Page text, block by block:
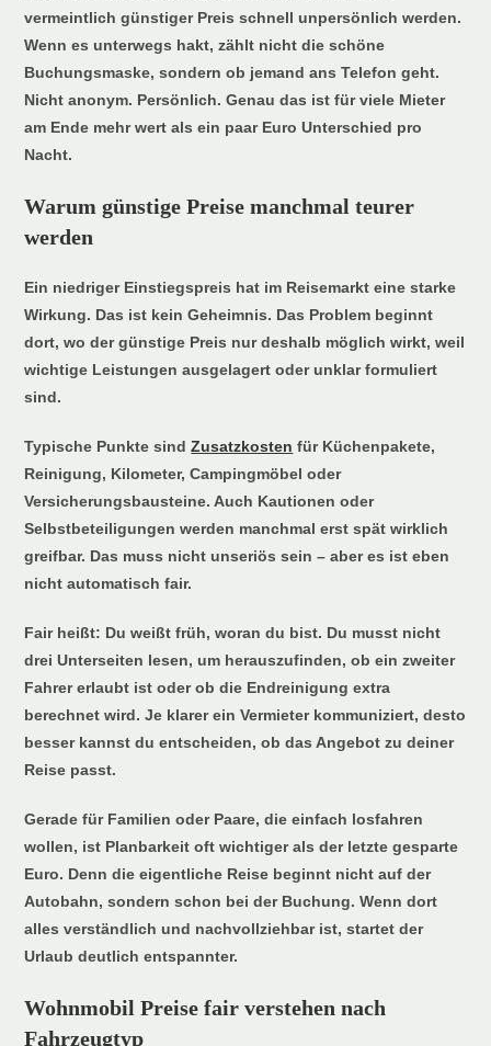
vermeintlich günstiger Preis schnell unpersönlich werden.
Wenn es unterwegs hakt, zählt nicht die schöne
Buchungsmaske, sondern ob jemand ans Telefon geht.
Nicht anonym. Persönlich. Genau das ist für viele Mieter
am Ende mehr wert als ein paar Euro Unterschied pro
Nacht.
Warum günstige Preise manchmal teurer
werden
Ein niedriger Einstiegspreis hat im Reisemarkt eine starke
Wirkung. Das ist kein Geheimnis. Das Problem beginnt
dort, wo der günstige Preis nur deshalb möglich wirkt, weil
wichtige Leistungen ausgelagert oder unklar formuliert
sind.
Typische Punkte sindZusatzkosten für Küchenpakete,
Reinigung, Kilometer, Campingmöbel oder
Versicherungsbausteine. Auch Kautionen oder
Selbstbeteiligungen werden manchmal erst spät wirklich
greifbar. Das muss nicht unseriös sein – aber es ist eben
nicht automatisch fair.
Fair heißt: Du weißt früh, woran du bist. Du musst nicht
drei Unterseiten lesen, um herauszufinden, ob ein zweiter
Fahrer erlaubt ist oder ob die Endreinigung extra
berechnet wird. Je klarer ein Vermieter kommuniziert, desto
besser kannst du entscheiden, ob das Angebot zu deiner
Reise passt.
Gerade für Familien oder Paare, die einfach losfahren
wollen, ist Planbarkeit oft wichtiger als der letzte gesparte
Euro. Denn die eigentliche Reise beginnt nicht auf der
Autobahn, sondern schon bei der Buchung. Wenn dort
alles verständlich und nachvollziehbar ist, startet der
Urlaub deutlich entspannter.
Wohnmobil Preise fair verstehen nach
Fahrzeugtyp